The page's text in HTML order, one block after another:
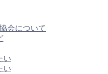
会について
い
い